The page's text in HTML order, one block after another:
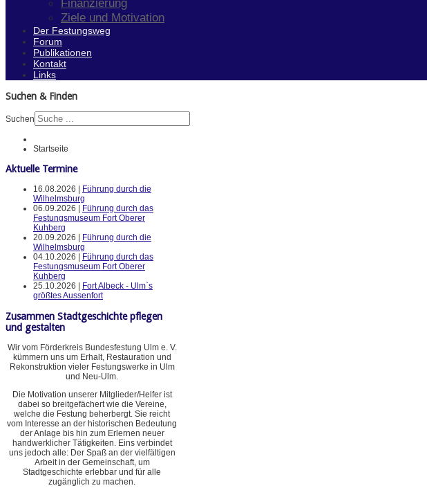
Finanzierung
Ziele und Motivation
Der Festungsweg
Forum
Publikationen
Kontakt
Links
Suchen & Finden
Suchen
Startseite
Aktuelle Termine
16.08.2026 |
Führung durch die
Wilhelmsburg
06.09.2026 |
Führung durch das
Festungsmuseum Fort Oberer
Kuhberg
20.09.2026 |
Führung durch die
Wilhelmsburg
04.10.2026 |
Führung durch das
Festungsmuseum Fort Oberer
Kuhberg
25.10.2026 |
Fort Albeck - Ulm`s
größtes Aussenfort
Zusammen Stadtgeschichte pflegen
und gestalten
Wir vom Förderkreis Bundesfestung Ulm e. V.
kümmern uns um Erhalt, Restauration und
Rekonstruktion vieler Festungswerke in Ulm
und Neu-Ulm.
Die Motivation unserer Mitglieder/Helfer ist
dabei so breitgefächert wie die Vereine,
welche die Festung beherbergt. Sie reicht
vom Interesse an der historischen Bedeutung
der Anlage bis hin zum Erlernen neuer
handwerklicher Tätigkeiten. Eins verbindet
uns jedoch alle: Der Spaß an der vielfältigen
Arbeit in der Gemeinschaft, um
Stadtgeschichte erlebbar und für alle
zugänglich zu machen.